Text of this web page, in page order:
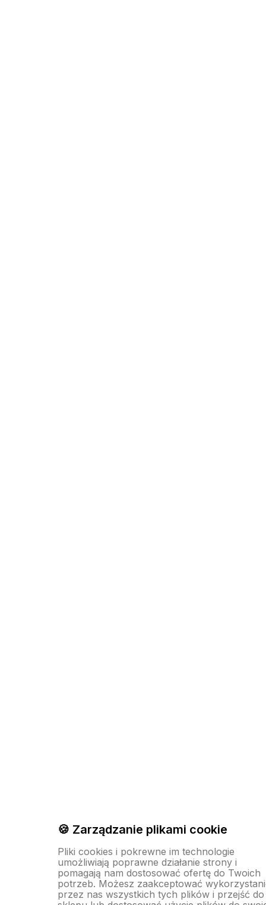
🍪 Zarządzanie plikami cookie
Pliki cookies i pokrewne im technologie
umożliwiają poprawne działanie strony i
pomagają nam dostosować ofertę do Twoich
potrzeb. Możesz zaakceptować
przez nas wszystkich tych plików i przejść do